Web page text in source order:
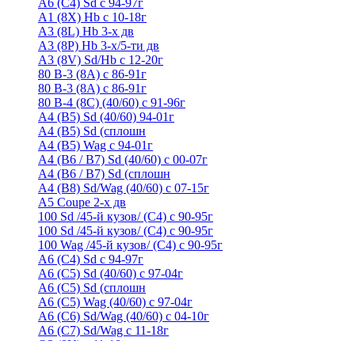
А6 (С4) Sd с 94-97г
A1 (8X) Hb с 10-18г
A3 (8L) Hb 3-х дв
A3 (8P) Hb 3-х/5-ти дв
A3 (8V) Sd/Hb c 12-20г
80 B-3 (8A) с 86-91г
80 В-3 (8А) с 86-91г
80 B-4 (8С) (40/60) с 91-96г
A4 (B5) Sd (40/60) 94-01г
A4 (B5) Sd (сплошн
A4 (B5) Wag с 94-01г
A4 (B6 / B7) Sd (40/60) с 00-07г
A4 (B6 / B7) Sd (сплошн
A4 (B8) Sd/Wag (40/60) с 07-15г
А5 Coupe 2-х дв
100 Sd /45-й кузов/ (С4) с 90-95г
100 Sd /45-й кузов/ (С4) с 90-95г
100 Wag /45-й кузов/ (С4) с 90-95г
А6 (С4) Sd с 94-97г
A6 (С5) Sd (40/60) с 97-04г
A6 (С5) Sd (сплошн
A6 (С5) Wag (40/60) с 97-04г
A6 (С6) Sd/Wag (40/60) c 04-10г
А6 (C7) Sd/Wag с 11-18г